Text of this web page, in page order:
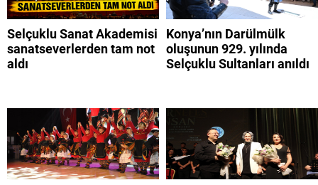
Selçuklu Sanat Akademisi
sanatseverlerden tam not
aldı
Konya’nın Darülmülk
oluşunun 929. yılında
Selçuklu Sultanları anıldı